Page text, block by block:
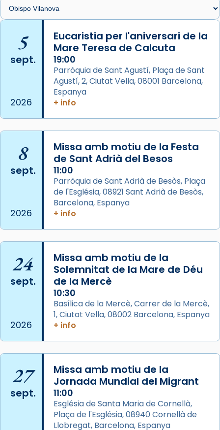
de Barcelona.
2 weeks ago
Aquest dilluns, 27 de juliol, ha tingut lloc la
missa d’acció de gràcies en agraïment al
comitè organitzador de la visita apostòlica
del Sant Pare Lleó XIV a Barcelona, i als
L’arquebisbe de Barcelona, el cardenal Joan
Josep Omella, ha presidit la missa i l’ha
concelebrat el bisbe auxiliar de Barcelona,
Mons. David Abadías.
📸 Dr. G. Simón
View on Facebook ·
Arquebisbat de Barcelona
Memòria de les santes Juliana i
Semproniana, verges i màrtirs.
Acompanyant la història de sant Cugat, a
partir de l’Edat Mitjana sorgeix la tradició
que les santes Juliana (“relatiu a Júlia”) i
que les santes són filles de l’antiga Iluro.
Mataró en reivindicarà les relíq
...Ver más
View on Facebook · Share
5
sept.
2026
Eucaristia per l'aniversari de la
Mare Teresa de Calcuta
19:00
Parròquia de Sant Agustí, Plaça de Sant
Agustí, 2, Ciutat Vella, 08001 Barcelona,
Espanya
+ info
8
sept.
2026
Missa amb motiu de la Festa
de Sant Adrià del Besos
11:00
Parròquia de Sant Adrià de Besòs, Plaça
de l'Església, 08921 Sant Adrià de Besòs,
Barcelona, Espanya
+ info
24
sept.
2026
Missa amb motiu de la
Solemnitat de la Mare de Déu
de la Mercè
10:30
Basílica de la Mercè, Carrer de la Mercè,
1, Ciutat Vella, 08002 Barcelona, Espanya
+ info
27
sept.
Missa amb motiu de la
Jornada Mundial del Migrant
11:00
Església de Santa Maria de Cornellà,
Plaça de l'Església, 08940 Cornellà de
Llobregat, Barcelona, Espanya